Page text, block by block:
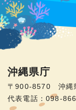
沖縄県庁
〒900-8570 沖縄
代表電話：098-